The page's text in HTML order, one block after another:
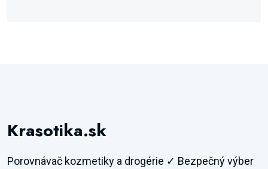
Krasotika.sk
Porovnávač kozmetiky a drogérie ✓ Bezpečný výber